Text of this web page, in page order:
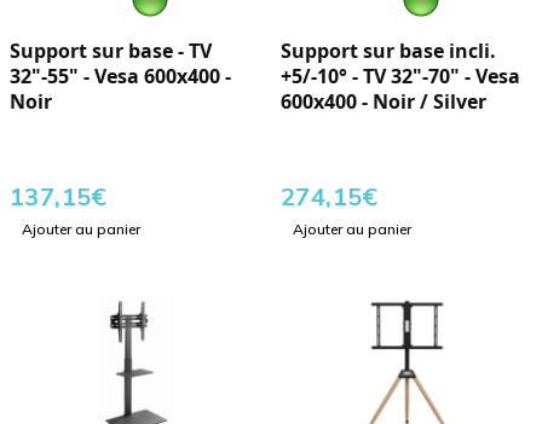
Support sur base - TV
32"-55" - Vesa 600x400 -
Noir
137,15€
Ajouter au panier
Support sur base incli.
+5/-10° - TV 32"-70" - Vesa
600x400 - Noir / Silver
274,15€
Ajouter au panier